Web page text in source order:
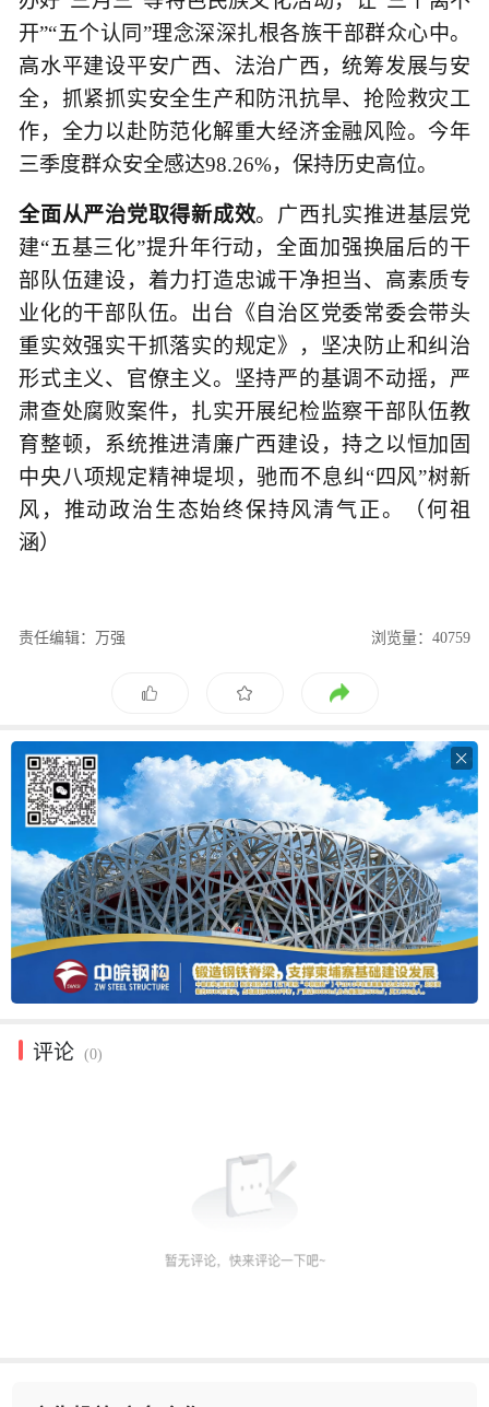
开”“五个认同”理念深深扎根各族干部群众心中。
高水平建设平安广西、法治广西，统筹发展与安
全，抓紧抓实安全生产和防汛抗旱、抢险救灾工
作，全力以赴防范化解重大经济金融风险。今年
三季度群众安全感达98.26%，保持历史高位。
全面从严治党取得新成效。广西扎实推进基层党
建“五基三化”提升年行动，全面加强换届后的干
部队伍建设，着力打造忠诚干净担当、高素质专
业化的干部队伍。出台《自治区党委常委会带头
重实效强实干抓落实的规定》，坚决防止和纠治
形式主义、官僚主义。坚持严的基调不动摇，严
肃查处腐败案件，扎实开展纪检监察干部队伍教
育整顿，系统推进清廉广西建设，持之以恒加固
中央八项规定精神堤坝，驰而不息纠“四风”树新
风，推动政治生态始终保持风清气正。（何祖
涵）
责任编辑：万强 浏览量：40759

评论 (0)